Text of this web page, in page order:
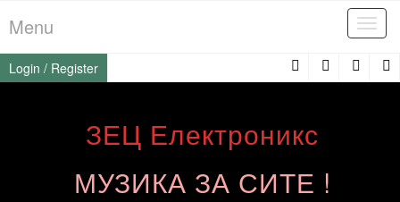
to
the
content
Menu
Login / Register
ЗЕЦ Електроникс
МУЗИКА ЗА СИТЕ !